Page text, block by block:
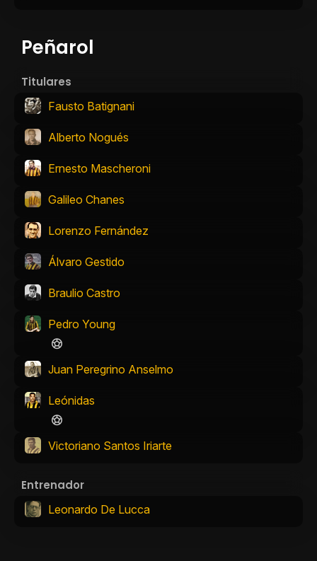
Peñarol
Titulares
Fausto Batignani
Alberto Nogués
Ernesto Mascheroni
Galileo Chanes
Lorenzo Fernández
Álvaro Gestido
Braulio Castro
Pedro Young
Juan Peregrino Anselmo
Leónidas
Victoriano Santos Iriarte
Entrenador
Leonardo De Lucca